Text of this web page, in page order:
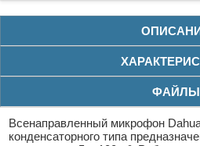
ФАЙЛЫ
Всенаправленный микрофон
конденсаторного типа